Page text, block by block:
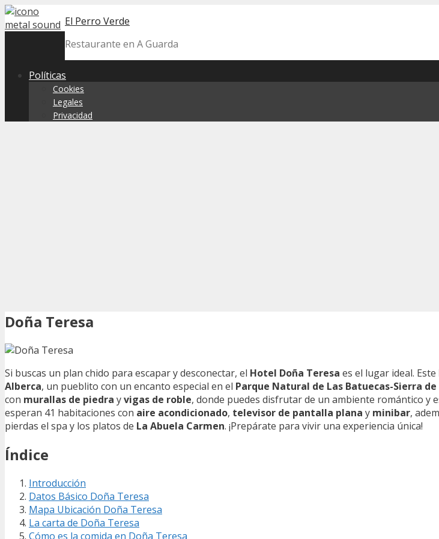
Skip
to
El Perro Verde
Restaurante en A Guarda
Políticas
Cookies
Legales
Privacidad
Doña Teresa
Si buscas un plan chido para escapar y desconectar, el Hotel Doña Teresa es el lugar ideal. Este
Alberca, un pueblito con un encanto especial en el Parque Natural de Las Batuecas-Sierra de
con murallas de piedra yvigas de roble, donde puedes disfrutar de un ambiente romántico y
esperan 41 habitaciones con aire acondicionado, televisor de pantalla plana y minibar,
pierdas el spa y los platos de La Abuela Carmen. ¡Prepárate para vivir una experiencia única!
Índice
Introducción
Datos Básico Doña Teresa
Mapa Ubicación Doña Teresa
La carta de Doña Teresa
Cómo es la comida en Doña Teresa